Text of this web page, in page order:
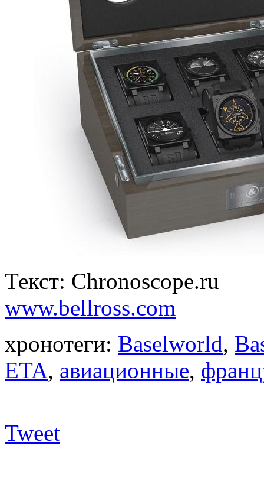
Текст: Chronoscope.ru
www.bellross.com
хронотеги: Baselworld,
ETA, авиационные,
Tweet